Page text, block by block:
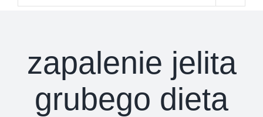
zapalenie jelita
grubego dieta